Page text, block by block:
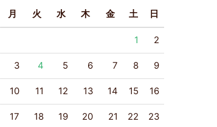
月 火 水 木 金 土 日
1 2
3 4 5 6 7 8 9
10 11 12 13 14 15 16
17 18 19 20 21 22 23